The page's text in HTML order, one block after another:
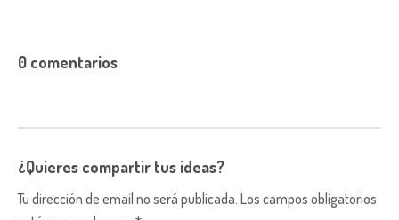
0 comentarios
¿Quieres compartir tus ideas?
Tu dirección de email no será publicada. Los campos obligatorios